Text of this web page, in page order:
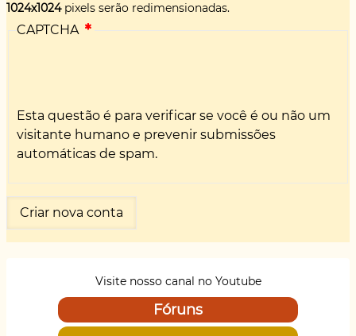
1024x1024pixels serão redimensionadas.
CAPTCHA
Esta questão é para verificar se você é ou não um
visitante humano e prevenir submissões
automáticas de spam.
Visite nosso canal no Youtube
Fóruns